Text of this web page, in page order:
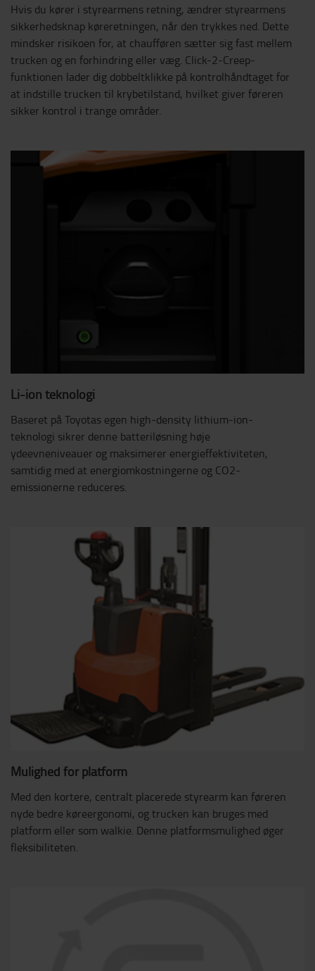
Hvis du kører i styrearmens retning, ændrer styrearmens
sikkerhedsknap køreretningen, når den trykkes ned. Dette
mindsker risikoen for, at chaufføren sætter sig fast mellem
trucken og en forhindring eller væg. Click-2-Creep-
funktionen lader dig dobbeltklikke på kontrolhåndtaget for
at indstille trucken til krybetilstand, hvilket giver føreren
sikker kontrol i trange områder.
Li-ion teknologi
Baseret på Toyotas egen high-density lithium-ion-
teknologi sikrer denne batteriløsning høje
ydeevneniveauer og maksimerer energieffektiviteten,
samtidig med at energiomkostningerne og CO2-
emissionerne reduceres.
Mulighed for platform
Med den kortere, centralt placerede styrearm kan føreren
nyde bedre køreergonomi, og trucken kan bruges med
platform eller som walkie. Denne platformsmulighed øger
fleksibiliteten.